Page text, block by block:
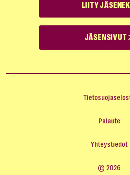
LIITY
JÄSENSIVUT
Palaute
Yhteystiedot
© 2026